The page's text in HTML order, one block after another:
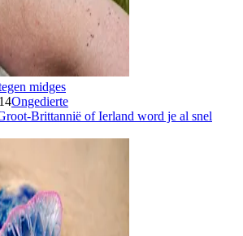
midges
Ongedierte
Brittannië of Ierland word je al snel